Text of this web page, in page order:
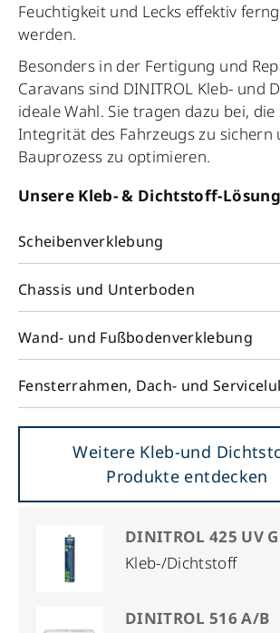
Feuchtigkeit und Lecks effektiv
werden.
Besonders in der Fertigung und
Caravans sind DINITROL Kleb- und
ideale Wahl. Sie tragen dazu bei,
Integrität des Fahrzeugs zu sichern
Bauprozess zu optimieren.
Unsere Kleb- & Dichtstoff-
Scheibenverklebung
Chassis und Unterboden
Wand- und Fußbodenverklebung
Fensterrahmen, Dach- und
Weitere Kleb-und
Produkte entdecken
DINITROL 425 UV
Kleb-/Dichtstoff
DINITROL 516 A/B